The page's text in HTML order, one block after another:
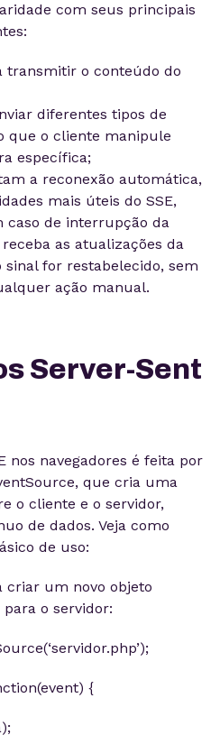
com seus principais
transmitir o conteúdo do
diferentes tipos de
que o cliente manipule
específica;
a reconexão automática,
mais úteis do SSE,
caso de interrupção da
as atualizações da
sinal for restabelecido, sem
ação manual.
Server-Sent
nos navegadores é feita por
que cria uma
o cliente e o servidor,
de dados. Veja como
de uso:
criar um novo objeto
o servidor:
{